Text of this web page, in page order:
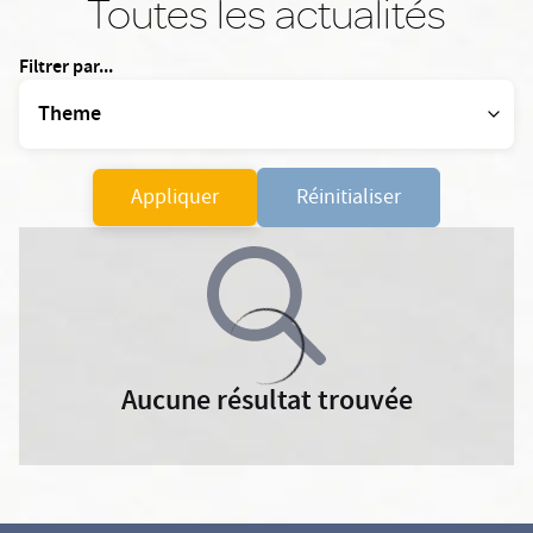
Toutes les actualités
Filtrer par...
Appliquer Réinitialiser
Aucune résultat trouvée